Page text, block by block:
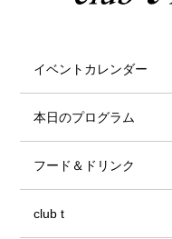
イベントカレンダー
本日のプログラム
フード＆ドリンク
club t